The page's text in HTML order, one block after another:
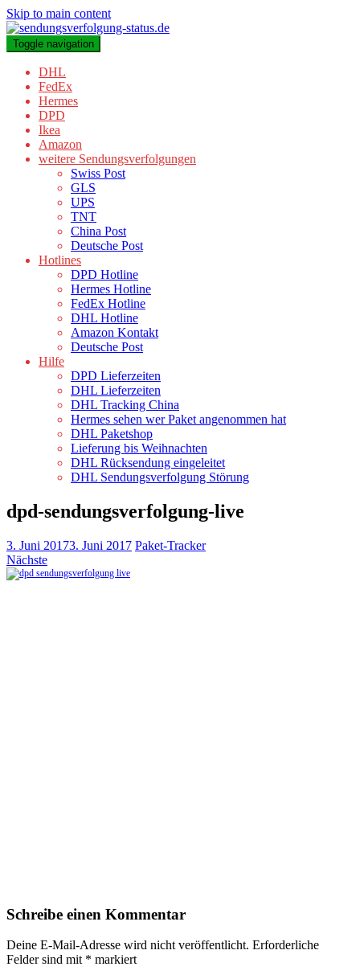
Skip to main content
Toggle navigation
DHL
FedEx
Hermes
DPD
Ikea
Amazon
weitere Sendungsverfolgungen
Swiss Post
GLS
UPS
TNT
China Post
Deutsche Post
Hotlines
DPD Hotline
Hermes Hotline
FedEx Hotline
DHL Hotline
Amazon Kontakt
Deutsche Post
Hilfe
DPD Lieferzeiten
DHL Lieferzeiten
DHL Tracking China
Hermes sehen wer Paket angenommen hat
DHL Paketshop
Lieferung bis Weihnachten
DHL Rücksendung eingeleitet
DHL Sendungsverfolgung Störung
dpd-sendungsverfolgung-live
3. Juni 20173. Juni 2017 Paket-Tracker
Nächste
Schreibe einen Kommentar
Deine E-Mail-Adresse wird nicht veröffentlicht. Erforderliche
Felder sind mit * markiert